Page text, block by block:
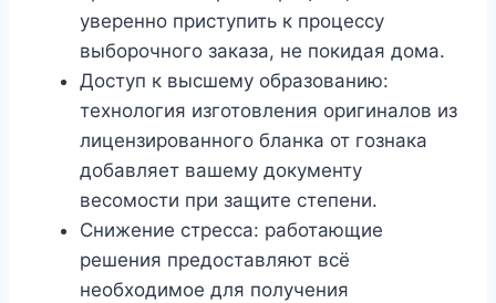
уверенно приступить к процессу
выборочного заказа, не покидая дома.
Доступ к высшему образованию:
технология изготовления оригиналов из
лицензированного бланка от гознака
добавляет вашему документу
весомости при защите степени.
Снижение стресса: работающие
решения предоставляют всё
необходимое для получения